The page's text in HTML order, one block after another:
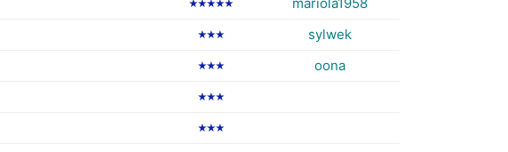
★★★★★
★★★ sylwek
★★★ oona
★★★
★★★